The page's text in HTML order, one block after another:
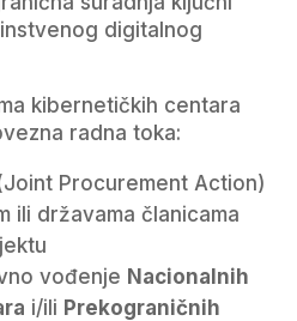
digitalnog
kibernetičkih centara
radna toka:
Procurement Action)
ili državama članicama
vođenje Nacionalnih
i/ili Prekograničnih